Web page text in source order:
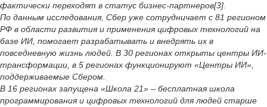
фактически переходят в статус бизнес-партнеров[3].
По данным исследования, Сбер уже сотрудничает с 81 регионом
РФ в области развития и применения цифровых технологий на
базе ИИ, помогает разрабатывать и внедрять их в
повседневную жизнь людей. В 30 регионах открыты центры ИИ-
трансформации, в 5 регионах функционируют «Центры ИИ»,
поддерживаемые Сбером.
В 16 регионах запущена «Школа 21» – бесплатная школа
программирования и цифровых технологий для людей старше